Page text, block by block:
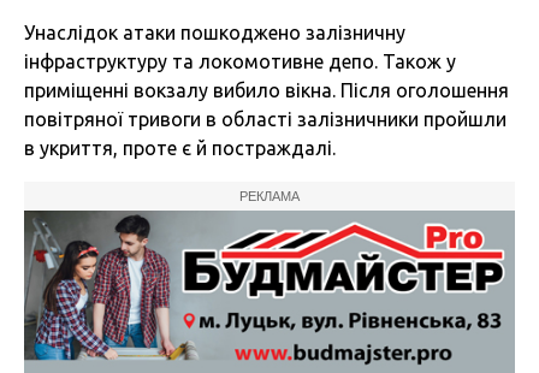
Унаслідок атаки пошкоджено залізничну
інфраструктуру та локомотивне депо. Також у
приміщенні вокзалу вибило вікна. Після оголошення
повітряної тривоги в області залізничники пройшли
в укриття, проте є й постраждалі.
РЕКЛАМА